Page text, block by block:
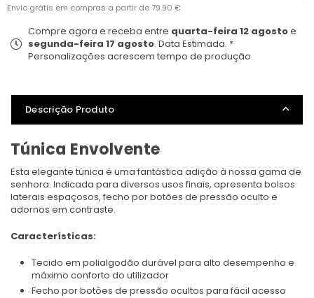
Envio grátis em compras a partir de79.90 €
Compre agora e receba entre quarta-feira 12 agostoe
segunda-feira 17 agosto. Data Estimada. *
Personalizações acrescem tempo de produção.
Descrição Produto
Túnica Envolvente
Esta elegante túnica é uma fantástica adição à nossa gama de
senhora. Indicada para diversos usos finais, apresenta bolsos
laterais espaçosos, fecho por botões de pressão oculto e
adornos em contraste.
Características:
Tecido em polialgodão durável para alto desempenho e
máximo conforto do utilizador
Fecho por botões de pressão ocultos para fácil acesso